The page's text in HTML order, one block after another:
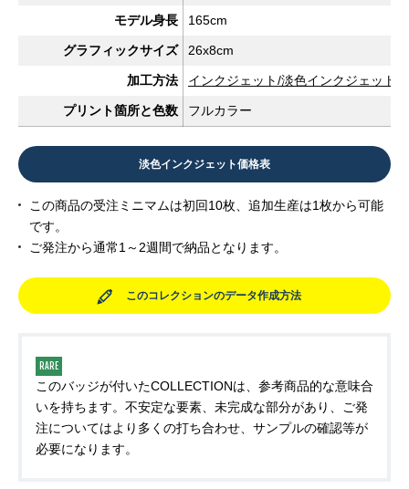
モデル身長 165cm
グラフィックサイズ 26x8cm
加工方法 インクジェット/淡色インクジェット
プリント箇所と色数 フルカラー
淡色インクジェット価格表
この商品の受注ミニマムは初回10枚、追加生産は1枚から可能
です。
ご発注から通常1～2週間で納品となります。
このコレクションのデータ作成方法
RARE
このバッジが付いたCOLLECTIONは、参考商品的な意味合
いを持ちます。不安定な要素、未完成な部分があり、ご発
注についてはより多くの打ち合わせ、サンプルの確認等が
必要になります。